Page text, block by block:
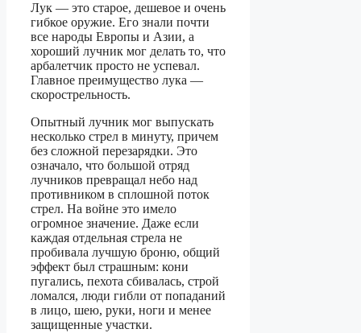
Лук — это старое, дешевое и очень
гибкое оружие. Его знали почти
все народы Европы и Азии, а
хороший лучник мог делать то, что
арбалетчик просто не успевал.
Главное преимущество лука —
скорострельность.
Опытный лучник мог выпускать
несколько стрел в минуту, причем
без сложной перезарядки. Это
означало, что большой отряд
лучников превращал небо над
противником в сплошной поток
стрел. На войне это имело
огромное значение. Даже если
каждая отдельная стрела не
пробивала лучшую броню, общий
эффект был страшным: кони
пугались, пехота сбивалась, строй
ломался, люди гибли от попаданий
в лицо, шею, руки, ноги и менее
защищенные участки.